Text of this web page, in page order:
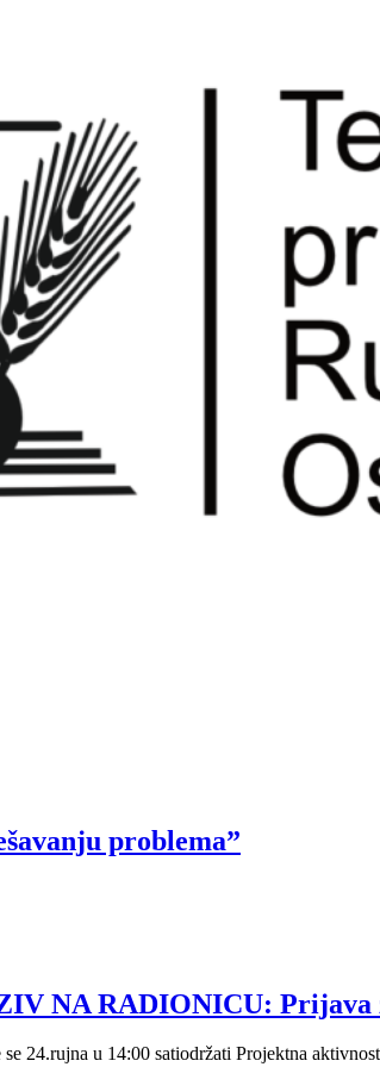
problema”
NA RADIONICU: Prijava
24.rujna u 14:00 satiodržati Projektna